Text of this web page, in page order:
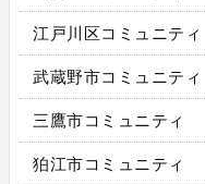
江戸川区コミュニティ
武蔵野市コミュニティ
三鷹市コミュニティ
狛江市コミュニティ